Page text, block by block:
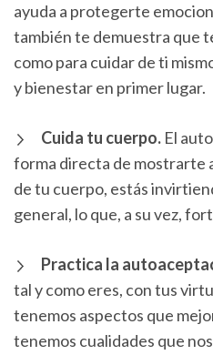
ayuda a protegerte
también te demuestra que
como para cuidar de ti
y bienestar en primer lugar.
Cuida tu cuerpo. El
forma directa de mostrarte
de tu cuerpo, estás
general, lo que, a su vez,
Practica la
tal y como eres, con tus
tenemos aspectos que
tenemos cualidades que